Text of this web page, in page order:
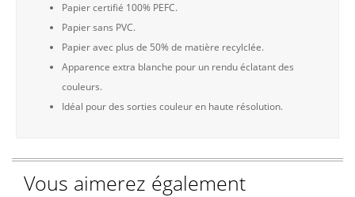
Papier certifié 100% PEFC.
Papier sans PVC.
Papier avec plus de 50% de matière recylclée.
Apparence extra blanche pour un rendu éclatant des
couleurs.
Idéal pour des sorties couleur en haute résolution.
Vous aimerez également